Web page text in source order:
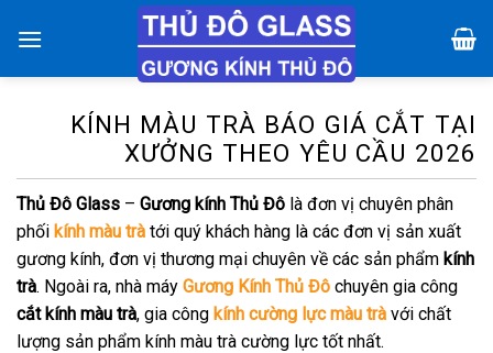
đến
KÍNH MÀU TRÀ BÁO GIÁ CẮT TẠI
XƯỞNG THEO YÊU CẦU 2026
Thủ Đô Glass – Gương kính Thủ Đô là đơn vị chuyên phân
phối kính màu trà tới quý khách hàng là các đơn vị sản xuất
gương kính, đơn vị thương mại chuyên về các sản phẩm kính
trà. Ngoài ra, nhà máy Gương Kính Thủ Đô chuyên gia công
cắt kính màu trà, gia công kính cường lực màu trà với chất
lượng sản phẩm kính màu trà cường lực tốt nhất.